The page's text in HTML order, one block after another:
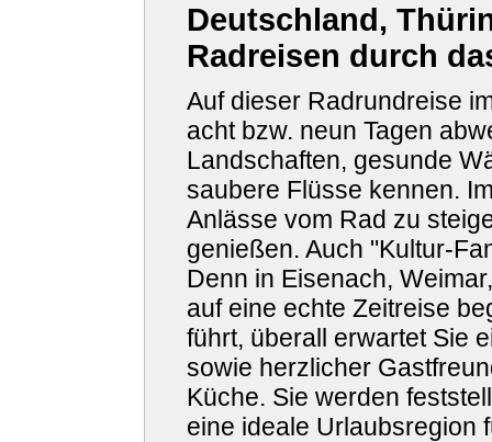
Deutschland,
Radreisen durch
Auf dieser Radrundreise
acht bzw. neun Tagen
Landschaften, gesunde
saubere Flüsse kennen.
Anlässe vom Rad zu
genießen. Auch "Kultur-
Denn in Eisenach,
auf eine echte Zeitreise
führt, überall erwartet Sie
sowie herzlicher
Küche. Sie werden
eine ideale Urlaubsregion